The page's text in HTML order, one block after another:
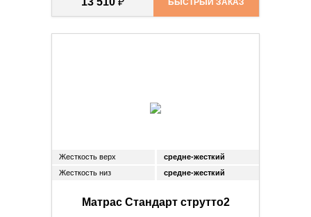
БЫСТРЫЙ ЗАКАЗ
Жесткость верх
средне-жесткий
Жесткость низ
средне-жесткий
Матрас Стандарт струтто2